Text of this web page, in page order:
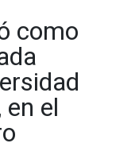
como
el